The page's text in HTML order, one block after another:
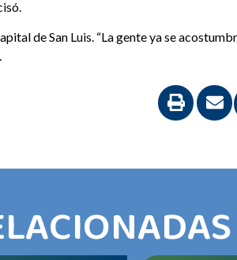
de San Luis. “La gente ya se